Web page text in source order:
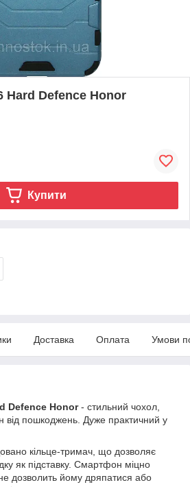
Hard Defence Honor
Купити
Доставка Оплата Умови
Defence Honor- стильний чохол,
від пошкоджень. Дуже практичний у
кільце-тримач, що дозволяє
як підставку. Смартфон міцно
дозволить йому дряпатися або